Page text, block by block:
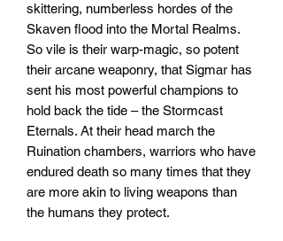
skittering, numberless hordes of the
Skaven flood into the Mortal Realms.
So vile is their warp-magic, so potent
their arcane weaponry, that Sigmar has
sent his most powerful champions to
hold back the tide – the Stormcast
Eternals. At their head march the
Ruination chambers, warriors who have
endured death so many times that they
are more akin to living weapons than
the humans they protect.